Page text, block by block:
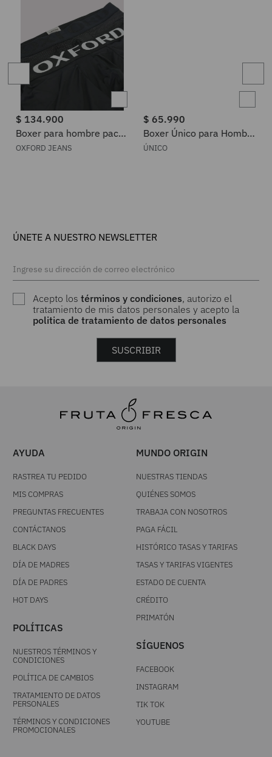
$ 134.900
Boxer para hombre pack
x2
OXFORD JEANS
$ 65.990
Boxer Único para Hombre
240901002038105
ÚNICO
ÚNETE A NUESTRO NEWSLETTER
Acepto lostérminos y condiciones, autorizo el
tratamiento de mis datos personales y acepto la
politica de tratamiento de datos personales
SUSCRIBIR
AYUDA
RASTREA TU PEDIDO
MIS COMPRAS
PREGUNTAS FRECUENTES
CONTÁCTANOS
BLACK DAYS
DÍA DE MADRES
DÍA DE PADRES
HOT DAYS
POLÍTICAS
NUESTROS TÉRMINOS Y
CONDICIONES
POLÍTICA DE CAMBIOS
TRATAMIENTO DE DATOS
PERSONALES
TÉRMINOS Y CONDICIONES
PROMOCIONALES
MUNDO ORIGIN
NUESTRAS TIENDAS
QUIÉNES SOMOS
TRABAJA CON NOSOTROS
PAGA FÁCIL
HISTÓRICO TASAS Y TARIFAS
TASAS Y TARIFAS VIGENTES
ESTADO DE CUENTA
CRÉDITO
PRIMATÓN
SÍGUENOS
FACEBOOK
INSTAGRAM
TIK TOK
YOUTUBE